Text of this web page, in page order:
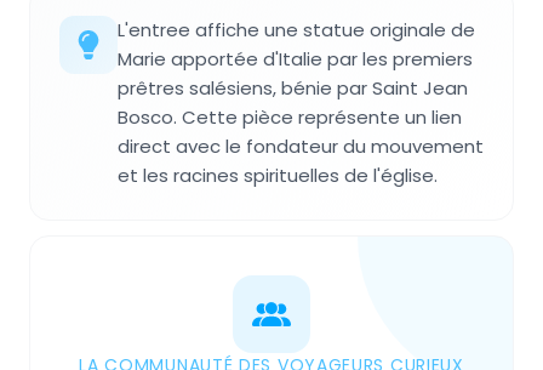
L'entree affiche une statue originale de
Marie apportée d'Italie par les premiers
prêtres salésiens, bénie par Saint Jean
Bosco. Cette pièce représente un lien
direct avec le fondateur du mouvement
et les racines spirituelles de l'église.
LA COMMUNAUTÉ DES VOYAGEURS CURIEUX